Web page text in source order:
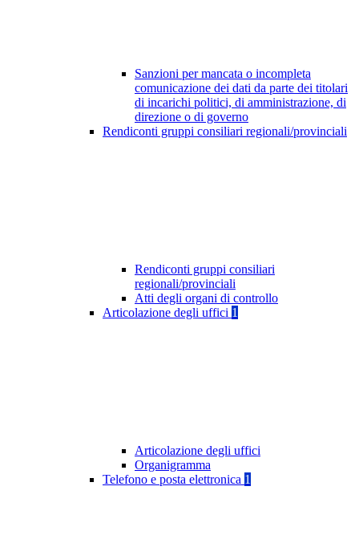
Sanzioni per mancata o incompleta
comunicazione dei dati da parte dei titolari
di incarichi politici, di amministrazione, di
direzione o di governo
Rendiconti gruppi consiliari regionali/provinciali
Rendiconti gruppi consiliari
regionali/provinciali
Atti degli organi di controllo
Articolazione degli uffici 1
Articolazione degli uffici
Organigramma
Telefono e posta elettronica 1